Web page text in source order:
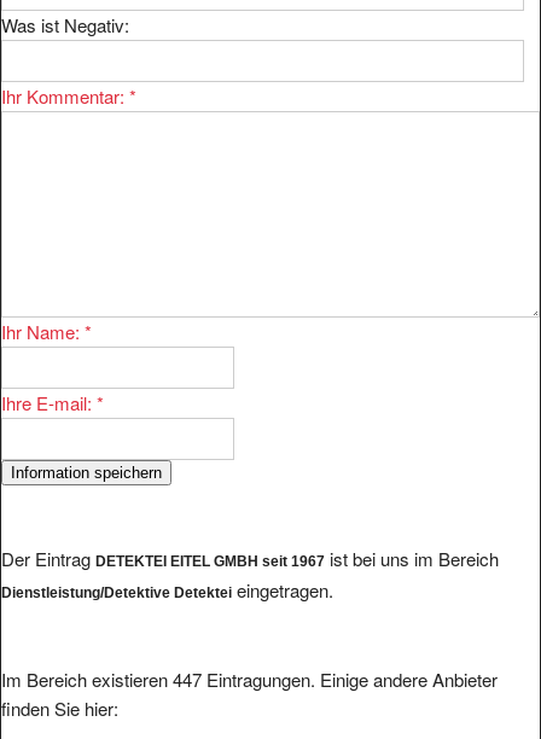
Was ist Negativ:
Ihr Kommentar: *
Ihr Name: *
Ihre E-mail: *
Der Eintrag DETEKTEI EITEL GMBH seit 1967 ist bei uns im Bereich
Dienstleistung/Detektive Detektei eingetragen.
Im Bereich existieren 447 Eintragungen. Einige andere Anbieter
finden Sie hier: